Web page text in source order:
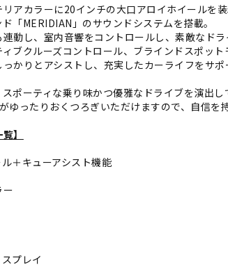
アカラーに20インチの大口アロイホイールを装
「MERIDIAN」のサウンドシステムを搭載。
動し、室内音響をコントロールし、素敵なドラ
ブクルーズコントロール、ブラインドスポット
かりとアシストし、充実したカーライフをサポ
ポーティな乗り味かつ優雅なドライブを演出し
ゆったりおくつろぎいただけますので、自信を
】
＋キューアシスト機能
プレイ